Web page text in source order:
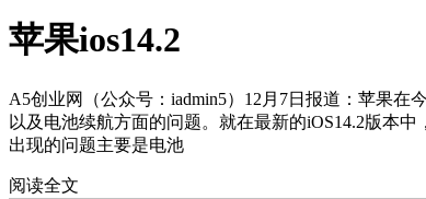
苹果ios14.2
A5创业网（公众号：iadmin5）12月7日报道：苹果
以及电池续航方面的问题。就在最新的iOS14.2版本
出现的问题主要是电池
阅读全文